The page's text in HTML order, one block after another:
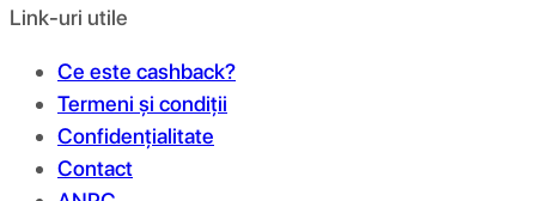
Link-uri utile
Ce este cashback?
Termeni și condiții
Confidențialitate
Contact